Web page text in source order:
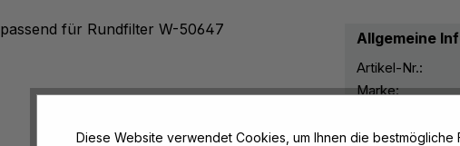
passend für Rundfilter W-50647 Allgemeine
Artikel-Nr.:
Marke:
Maße &
Diese Website verwendet Cookies, um Ihnen die bestmögliche